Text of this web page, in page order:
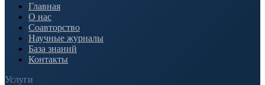
Главная
О нас
Соавторство
Научные журналы
База знаний
Контакты
Услуги